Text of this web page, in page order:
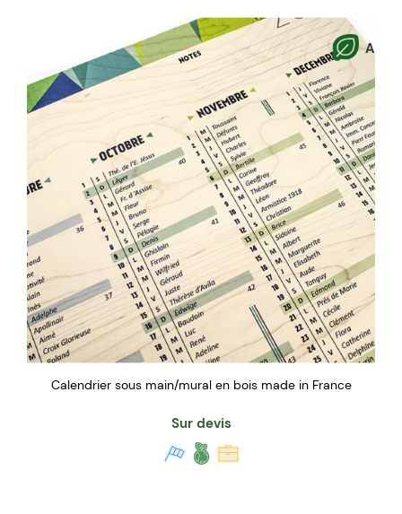
A
Calendrier sous main/mural en bois made in France
Sur devis